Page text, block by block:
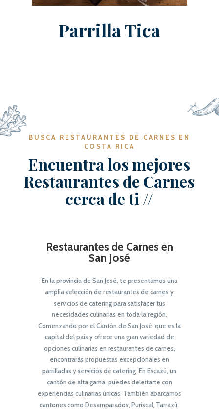
Parrilla Tica
BUSCA RESTAURANTES DE CARNES EN
COSTA RICA
Encuentra los mejores
Restaurantes de Carnes
cerca de ti //
Restaurantes de Carnes en
San José
En la provincia de San José, te presentamos una
amplia selección de restaurantes de carnes y
servicios de catering para satisfacer tus
necesidades culinarias en toda la región.
Comenzando por el Cantón de San José, que es la
capital del país y ofrece una gran variedad de
opciones culinarias en restaurantes de carnes,
encontrarás propuestas excepcionales en
parrilladas y servicios de catering. En Escazú, un
cantón de alta gama, puedes deleitarte con
experiencias culinarias únicas. También abarcamos
cantones como Desamparados, Puriscal, Tarrazú,